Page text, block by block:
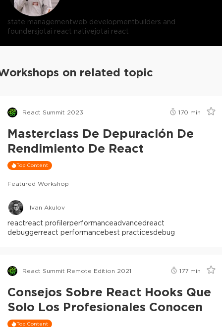
state managementweb developmentbuilders and
foundersjotai react nativejotai react
on related topic
React Summit 2023 170 min
Masterclass De Depuración De
Rendimiento De React
Top Content
Featured Workshop
Ivan Akulov
reactreact profilerperformanceadvancedreact
debuggerreact performancebest practicesdebug
React Summit Remote Edition 2021 177 min
Consejos Sobre React Hooks Que
Solo Los Profesionales Conocen
Top Content